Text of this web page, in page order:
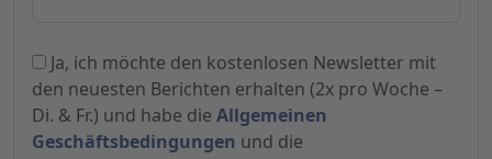
Ja, ich möchte den kostenlosen Newsletter mit
den neuesten Berichten erhalten (2x pro Woche –
Di. & Fr.) und habe die Allgemeinen
Geschäftsbedingungen und die